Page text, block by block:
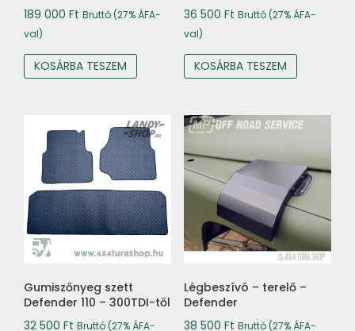
189 000 Ft Bruttó (27% ÁFA-
val)
KOSÁRBA TESZEM
36 500 Ft Bruttó (27% ÁFA-
val)
KOSÁRBA TESZEM
Gumiszőnyeg szett
Defender 110 – 300TDI-től
32 500 Ft Bruttó (27% ÁFA-
Légbeszívó – terelő –
Defender
38 500 Ft Bruttó (27% ÁFA-